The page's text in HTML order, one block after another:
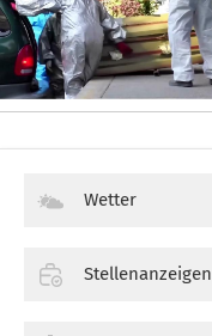
Wetter
Stellenanzeigen